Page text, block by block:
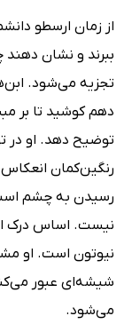
از زمان ارسطو
ببرند و نشان
تجزیه می‌شود.
دهم کوشید تا بر
توضیح دهد. او در
رنگین‌کمان انعکاس
رسیدن به چشم
نیست. اساس درک
نیوتون است. او
شیشه‌ای عبور
می‌شود.